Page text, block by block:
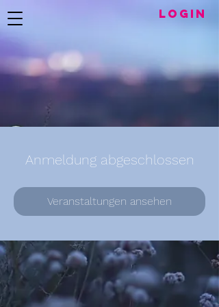
LogIN
Anmeldung abgeschlossen
Veranstaltungen ansehen